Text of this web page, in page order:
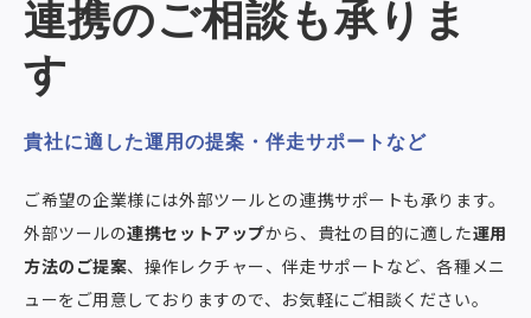
連携のご相談も承りま
す
貴社に適した運用の提案・伴走サポートなど
ご希望の企業様には外部ツールとの連携サポートも承ります。
外部ツールの連携セットアップから、貴社の目的に適した運用
方法のご提案、操作レクチャー、伴走サポートなど、各種メニ
ューをご用意しておりますので、お気軽にご相談ください。